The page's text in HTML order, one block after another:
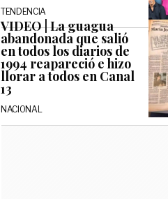
TENDENCIA
VIDEO | La guagua
abandonada que salió
en todos los diarios de
1994 reapareció e hizo
llorar a todos en Canal
13
NACIONAL